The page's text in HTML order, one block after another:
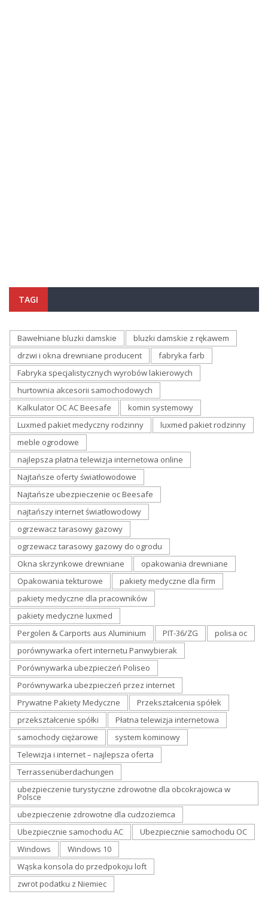
TAGI
Bawełniane bluzki damskie
bluzki damskie z rękawem
drzwi i okna drewniane producent
fabryka farb
Fabryka specjalistycznych wyrobów lakierowych
hurtownia akcesorii samochodowych
Kalkulator OC AC Beesafe
komin systemowy
Luxmed pakiet medyczny rodzinny
luxmed pakiet rodzinny
meble ogrodowe
najlepsza płatna telewizja internetowa online
Najtańsze oferty światłowodowe
Najtańsze ubezpieczenie oc Beesafe
najtańszy internet światłowodowy
ogrzewacz tarasowy gazowy
ogrzewacz tarasowy gazowy do ogrodu
Okna skrzynkowe drewniane
opakowania drewniane
Opakowania tekturowe
pakiety medyczne dla firm
pakiety medyczne dla pracowników
pakiety medyczne luxmed
Pergolen & Carports aus Aluminium
PIT-36/ZG
polisa oc
porównywarka ofert internetu Panwybierak
Porównywarka ubezpieczeń Poliseo
Porównywarka ubezpieczeń przez internet
Prywatne Pakiety Medyczne
Przekształcenia spółek
przekształcenie spółki
Płatna telewizja internetowa
samochody ciężarowe
system kominowy
Telewizja i internet – najlepsza oferta
Terrassenüberdachungen
ubezpieczenie turystyczne zdrowotne dla obcokrajowca w
Polsce
ubezpieczenie zdrowotne dla cudzoziemca
Ubezpiecznie samochodu AC
Ubezpiecznie samochodu OC
Windows
Windows 10
Wąska konsola do przedpokoju loft
zwrot podatku z Niemiec